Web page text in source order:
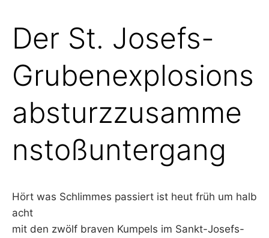
Der St. Josefs-
Grubenexplosions
absturzzusamme
nstoßuntergang
Hört was Schlimmes passiert ist heut früh um halb
acht
mit den zwölf braven Kumpels im Sankt-Josefs-